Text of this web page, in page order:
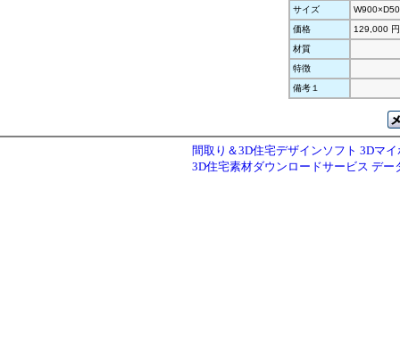
サイズ
価格
129,000 円
材質
特徴
備考１
間取り＆3D住宅デザインソフト 3Dマ
3D住宅素材ダウンロードサービス デー